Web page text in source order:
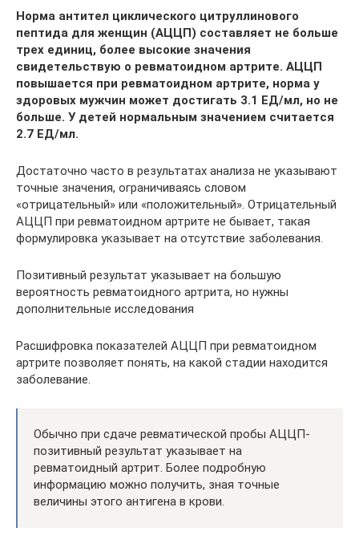
Норма антител циклического цитруллинового
пептида для женщин (АЦЦП) составляет не больше
трех единиц, более высокие значения
свидетельствую о ревматоидном артрите. АЦЦП
повышается при ревматоидном артрите, норма у
здоровых мужчин может достигать 3.1 ЕД/мл, но не
больше. У детей нормальным значением считается
2.7 ЕД/мл.
Достаточно часто в результатах анализа не указывают
точные значения, ограничиваясь словом
«отрицательный» или «положительный». Отрицательный
АЦЦП при ревматоидном артрите не бывает, такая
формулировка указывает на отсутствие заболевания.
Позитивный результат указывает на большую
вероятность ревматоидного артрита, но нужны
дополнительные исследования
Расшифровка показателей АЦЦП при ревматоидном
артрите позволяет понять, на какой стадии находится
заболевание.
Обычно при сдаче ревматической пробы АЦЦП-
позитивный результат указывает на
ревматоидный артрит. Более подробную
информацию можно получить, зная точные
величины этого антигена в крови.